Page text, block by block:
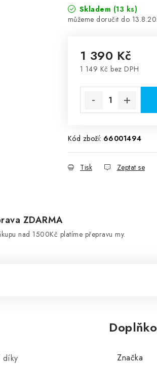
Skladem (13 ks)
1 390 Kč
1 149 Kč bez DPH
Kód zboží: 66001494
Tisk Zeptat se
ZDARMA
nad 1500Kč platíme přepravu my.
díky
Značka